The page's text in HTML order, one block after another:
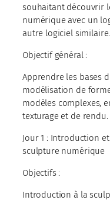
souhaitant découvrir
numérique avec un
autre logiciel similaire.
Objectif général :
Apprendre les bases
modélisation de
modèles complexes,
texturage et de rendu.
Jour 1 : Introduction
sculpture numérique
Objectifs :
Introduction à la